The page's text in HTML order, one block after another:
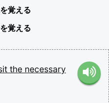
覚える
覚える
the necessary